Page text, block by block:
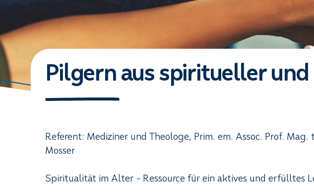
Pilgern aus spiritueller
Referent: Mediziner und Theologe, Prim. em. Assoc. Prof. Mag.
Mosser
Spiritualität im Alter - Ressource für ein aktives und erfülltes